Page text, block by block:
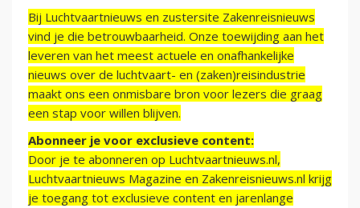
Bij Luchtvaartnieuws en zustersite Zakenreisnieuws
vind je die betrouwbaarheid. Onze toewijding aan het
leveren van het meest actuele en onafhankelijke
nieuws over de luchtvaart- en (zaken)reisindustrie
maakt ons een onmisbare bron voor lezers die graag
een stap voor willen blijven.
Abonneer je voor exclusieve content:
Door je te abonneren op Luchtvaartnieuws.nl,
Luchtvaartnieuws Magazine en Zakenreisnieuws.nl krijg
je toegang tot exclusieve content en jarenlange